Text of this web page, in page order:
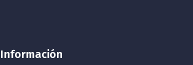
Información